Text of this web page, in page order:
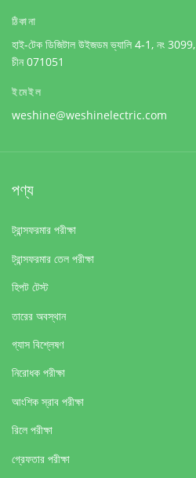
ঠিকানা
হাই-টেক ডিজিটাল উইজডম ভ্যালি 4-1, নং 3099,
চীন 071051
ইমেইল
weshine@weshinelectric.com
পণ্য
ট্রান্সফরমার পরীক্ষা
ট্রান্সফরমার তেল পরীক্ষা
হিপট টেস্ট
তারের অবস্থান
গ্যাস বিশ্লেষণ
নিরোধক পরীক্ষা
আংশিক স্রাব পরীক্ষা
রিলে পরীক্ষা
গ্রেফতার পরীক্ষা